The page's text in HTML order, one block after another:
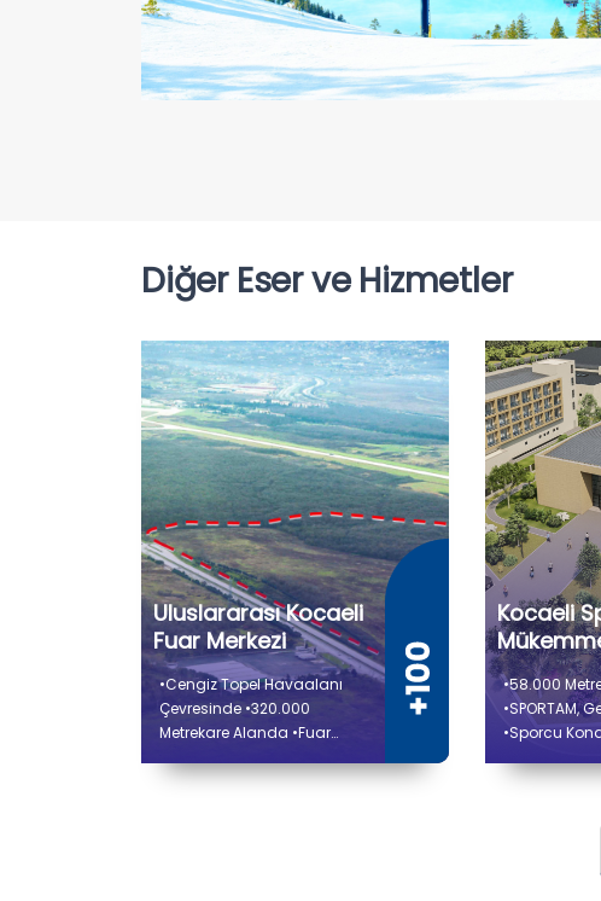
Diğer Eser ve Hizmetler
Uluslararası Kocaeli
Fuar Merkezi
•Cengiz Topel Havaalanı
Çevresinde •320.000
Metrekare Alanda •Fuar
Etkinlik Salonları
Kocaeli
Merkezi
•58.000
•SPORTAM,
•Sporcu
Sahası ve
Savunma